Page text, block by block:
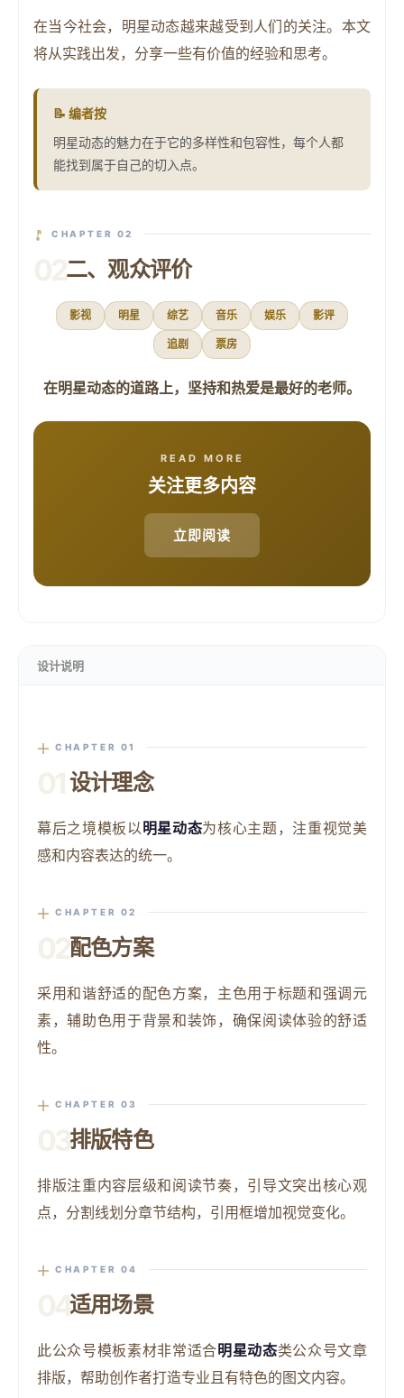
在当今社会，明星动态越来越受到人们的关注。本文
将从实践出发，分享一些有价值的经验和思考。
📝 编者按
明星动态的魅力在于它的多样性和包容性，每个人都
能找到属于自己的切入点。
CHAPTER 02
02二、观众评价
影视 明星 综艺 音乐 娱乐 影评
追剧 票房
在明星动态的道路上，坚持和热爱是最好的老师。
READ MORE
关注更多内容
立即阅读
设计说明
CHAPTER 01
01 设计理念
幕后之境模板以 明星动态为核心主题，注重视觉美
感和内容表达的统一。
CHAPTER 02
02配色方案
采用和谐舒适的配色方案，主色用于标题和强调元
素，辅助色用于背景和装饰，确保阅读体验的舒适
性。
CHAPTER 03
03排版特色
排版注重内容层级和阅读节奏，引导文突出核心观
点，分割线划分章节结构，引用框增加视觉变化。
CHAPTER 04
04适用场景
此公众号模板素材非常适合明星动态类公众号文章
排版，帮助创作者打造专业且有特色的图文内容。